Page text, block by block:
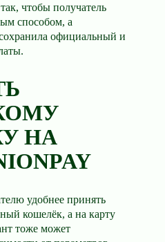
чтобы получатель
способом, а
официальный и
НА
удобнее принять
кошелёк, а на карту
тоже может